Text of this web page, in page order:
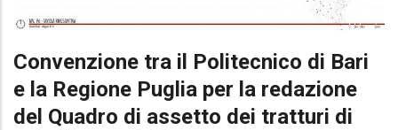
Convenzione tra il Politecnico di Bari
e la Regione Puglia per la redazione
del Quadro di assetto dei tratturi di